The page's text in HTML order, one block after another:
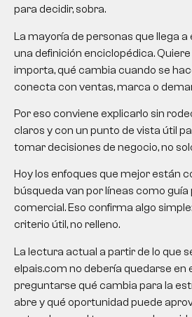
para decidir, sobra.
La mayoría de personas que llega
una definición enciclopédica.
importa, qué cambia cuando se
conecta con ventas, marca o
Por eso conviene explicarlo sin
claros y con un punto de vista útil
tomar decisiones de negocio, no
Hoy los enfoques que mejor están
búsqueda van por líneas como
comercial. Eso confirma algo
criterio útil, no relleno.
La lectura actual a partir de lo que
elpais.com no debería quedarse en
preguntarse qué cambia para la
abre y qué oportunidad puede